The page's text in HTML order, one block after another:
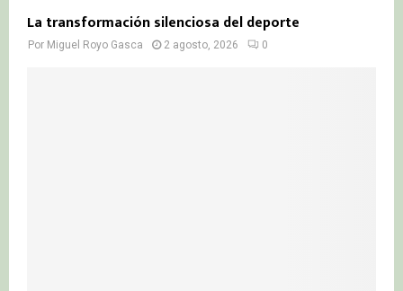
La transformación silenciosa del deporte
Por Miguel Royo Gasca 2 agosto, 2026 0